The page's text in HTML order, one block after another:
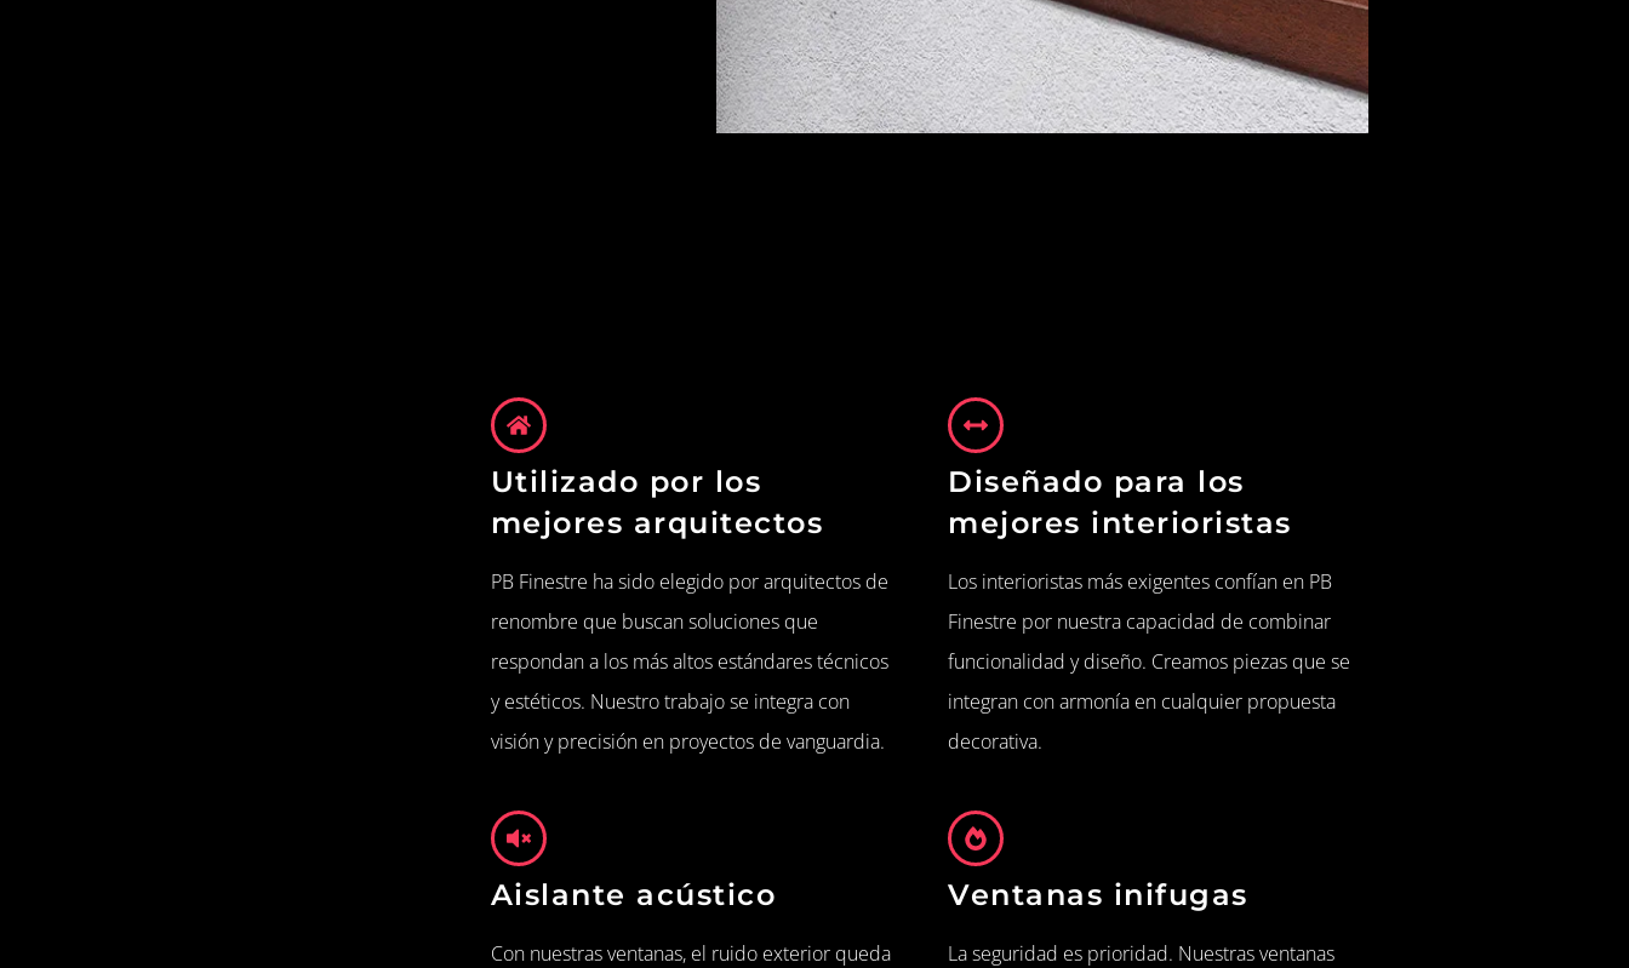
Utilizado por los
mejores arquitectos
PB Finestre ha sido elegido por arquitectos de
renombre que buscan soluciones que
respondan a los más altos estándares técnicos
y estéticos. Nuestro trabajo se integra con
visión y precisión en proyectos de vanguardia.
Diseñado para los
mejores interioristas
Los interioristas más exigentes confían en PB
Finestre por nuestra capacidad de combinar
funcionalidad y diseño. Creamos piezas que se
integran con armonía en cualquier propuesta
decorativa.
Aislante acústico
Con nuestras ventanas, el ruido exterior queda
Ventanas inifugas
La seguridad es prioridad. Nuestras ventanas